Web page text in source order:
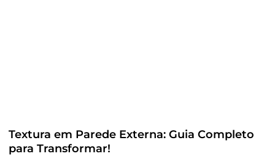
Textura em Parede Externa: Guia Completo
para Transformar!